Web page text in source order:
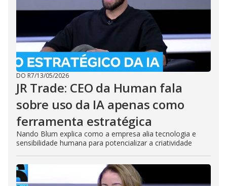
DO R7/13/05/2026
JR Trade: CEO da Human fala
sobre uso da IA apenas como
ferramenta estratégica
Nando Blum explica como a empresa alia tecnologia e
sensibilidade humana para potencializar a criatividade